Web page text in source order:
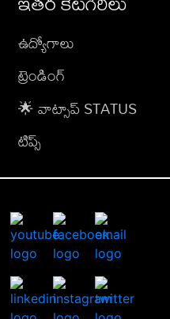
ఉద్యోగాలు
ట్రెండింగ్
🌟 వాట్సాప్ STATUS
టిప్స్